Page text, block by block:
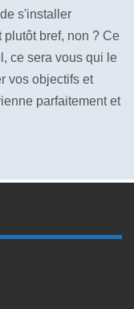
s'installer
plutôt bref, non ? Ce
ce sera vous qui le
vos objectifs et
parfaitement et